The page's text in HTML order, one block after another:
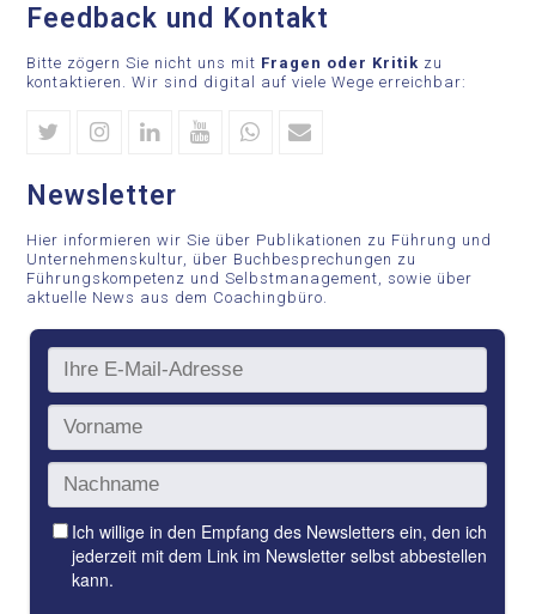
Feedback und Kontakt
Bitte zögern Sie nicht uns mit Fragen oder Kritik zu
kontaktieren. Wir sind digital auf viele Wege erreichbar:
TwitterInstagram
LinkedinYoutubeWhatsapp
Newsletter
Hier informieren wir Sie über Publikationen zu Führung und
Unternehmenskultur, über Buchbesprechungen zu
Führungskompetenz und Selbstmanagement, sowie über
aktuelle News aus dem Coachingbüro.